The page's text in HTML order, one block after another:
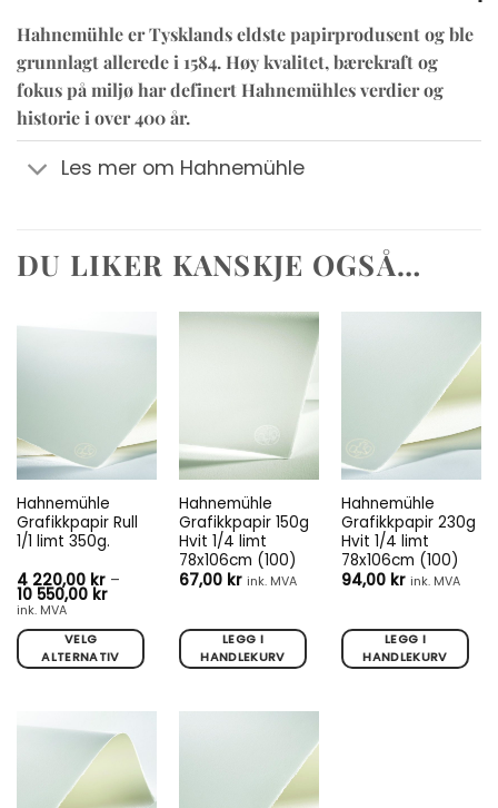
Hahnemühle er Tysklands eldste papirprodusent og ble
grunnlagt allerede i 1584. Høy kvalitet, bærekraft og
fokus på miljø har definert Hahnemühles verdier og
historie i over 400 år.
Les mer om Hahnemühle
DU LIKER KANSKJE OGSÅ…
Hahnemühle
Grafikkpapir Rull
1/1 limt 350g.
4 220,00 kr –
10 550,00 krPrisområde:
til
10
550,00 kr
ink. MVA
VELG
ALTERNATIV
har
varianter.
Alternativene
Hahnemühle
Grafikkpapir 150g
Hvit 1/4 limt
78x106cm (100)
67,00 kr ink. MVA
LEGG I
HANDLEKURV
Hahnemühle
Grafikkpapir 230g
Hvit 1/4 limt
78x106cm (100)
94,00 kr ink. MVA
LEGG I
HANDLEKURV